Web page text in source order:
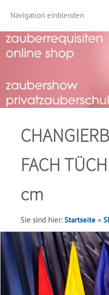
Navigation einblenden
FACH
cm
Sie sind hier: Startseite »